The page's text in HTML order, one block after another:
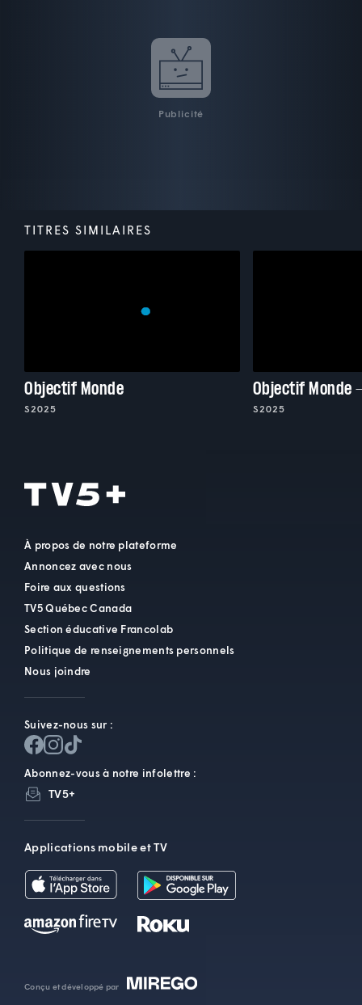
Publicité
TITRES SIMILAIRES
Objectif Monde
S2025
Objectif Monde
S2025
À propos de notre plateforme
Annoncez avec nous
Foire aux questions
TV5 Québec Canada
Section éducative Francolab
Politique de renseignements personnels
Nous joindre
Suivez-nous sur :
Abonnez-vous à notre infolettre :
TV5+
Applications mobile et TV
Conçu et développé par